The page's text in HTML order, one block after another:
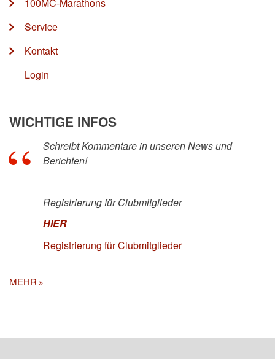
100MC-Marathons
Service
Kontakt
Login
WICHTIGE INFOS
Schreibt Kommentare in unseren News und
Berichten!
Registrierung für Clubmitglieder
HIER
Registrierung für Clubmitglieder
MEHR